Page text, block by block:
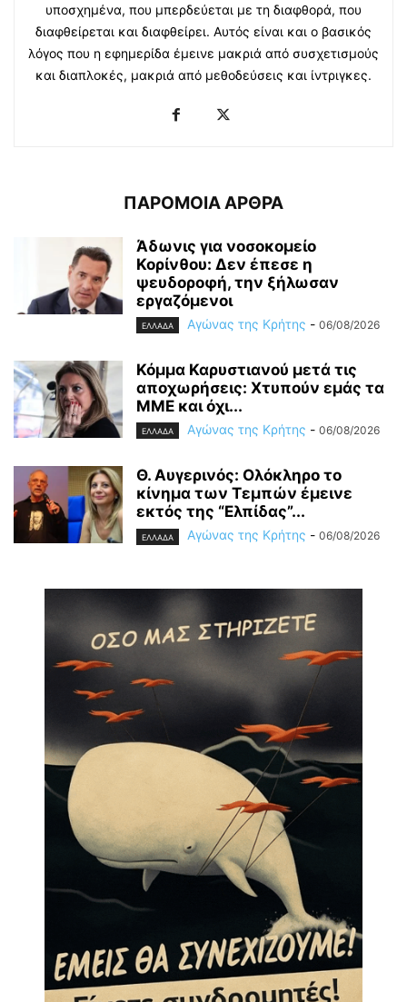
υποσχημένα, που μπερδεύεται με τη διαφθορά, που
διαφθείρεται και διαφθείρει. Αυτός είναι και ο βασικός
λόγος που η εφημερίδα έμεινε μακριά από συσχετισμούς
και διαπλοκές, μακριά από μεθοδεύσεις και ίντριγκες.
ΠΑΡΟΜΟΙΑ ΑΡΘΡΑ
Άδωνις για νοσοκομείο
Κορίνθου: Δεν έπεσε η
ψευδοροφή, την ξήλωσαν
εργαζόμενοι
ΕΛΛΑΔΑ Αγώνας της Κρήτης - 06/08/2026
Κόμμα Καρυστιανού μετά τις
αποχωρήσεις: Χτυπούν εμάς τα
ΜΜΕ και όχι...
ΕΛΛΑΔΑ Αγώνας της Κρήτης - 06/08/2026
Θ. Αυγερινός: Ολόκληρο το
κίνημα των Τεμπών έμεινε
εκτός της “Ελπίδας”...
ΕΛΛΑΔΑ Αγώνας της Κρήτης - 06/08/2026